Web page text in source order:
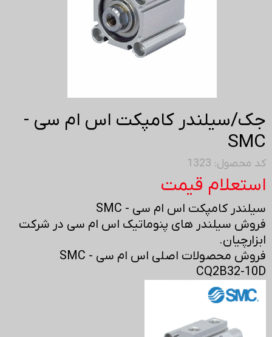
جک/سیلندر کامپکت اس ام سی -
SMC
کد محصول: 1323
استعلام قیمت
سیلندر کامپکت اس ام سی - SMC
فروش سیلندر های پنوماتیک اس ام سی در شرکت
ابزارچیان.
فروش محصولات اصلی اس ام سی - SMC
CQ2B32-10D